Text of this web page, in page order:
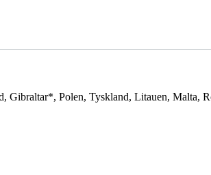
Gibraltar*, Polen, Tyskland, Litauen, Malta,